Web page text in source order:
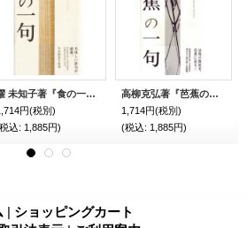
櫂 未知子著『食の一句』（しょくのいっく）
円(税別)
込: 1,885円)
高柳克弘著『芭蕉の一句』（ばしょうのいっく）
1,714円(税別)
(税込: 1,885円)
| ショッピングカート